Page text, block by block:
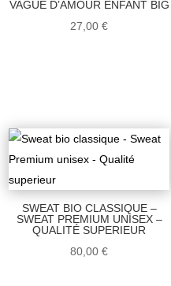
VAGUE D’AMOUR ENFANT BIG
27,00€
SWEAT BIO CLASSIQUE –
SWEAT PREMIUM UNISEX –
QUALITÉ SUPERIEUR
80,00€